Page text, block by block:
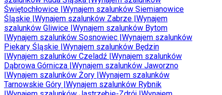
Świętochłowice Wynajem szalunków Siemianowice
Śląskie Wynajem szalunków Zabrze Wynajem
szalunków Gliwice Wynajem szalunków Bytom
Wynajem szalunków Sosnowiec Wynajem szalunków
Piekary Śląskie Wynajem szalunków Będzin
Wynajem szalunków Czeladź Wynajem szalunków
Dąbrowa Górnicza Wynajem szalunków Jaworzno
Wynajem szalunków Żory Wynajem szalunków
Tarnowskie Góry Wynajem szalunków Rybnik